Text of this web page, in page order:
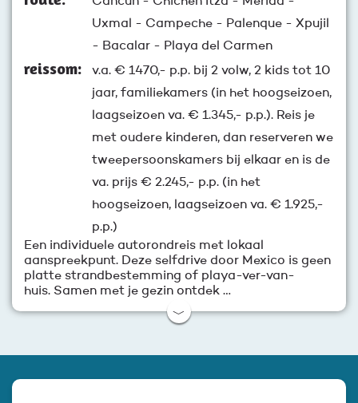
Uxmal - Campeche - Palenque - Xpujil
- Bacalar - Playa del Carmen
reissom: v.a. € 1470,- p.p. bij 2 volw, 2 kids tot 10
jaar, familiekamers (in het hoogseizoen,
laagseizoen va. € 1.345,- p.p.). Reis je
met oudere kinderen, dan reserveren we
tweepersoonskamers bij elkaar en is de
va. prijs € 2.245,- p.p. (in het
hoogseizoen, laagseizoen va. € 1.925,-
p.p.)
Een individuele autorondreis met lokaal
aanspreekpunt. Deze selfdrive door Mexico is geen
platte strandbestemming of playa-ver-van-
huis. Samen met je gezin ontdek …
﹀